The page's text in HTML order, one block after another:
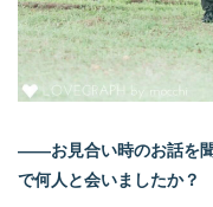
――お見合い時のお話を
で何人と会いましたか？